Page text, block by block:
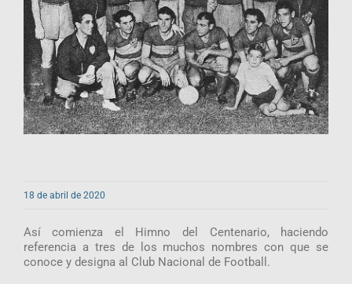
18 de abril de 2020
Así comienza el Himno del Centenario, haciendo
referencia a tres de los muchos nombres con que se
conoce y designa al Club Nacional de Football.